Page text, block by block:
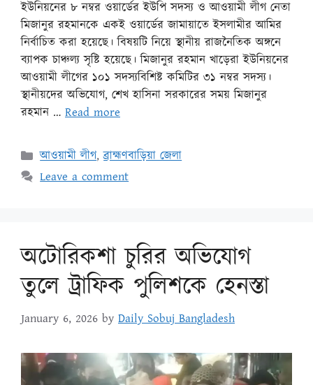
ইউনিয়নের ৮ নম্বর ওয়ার্ডের ইউপি সদস্য ও আওয়ামী লীগ নেতা
মিজানুর রহমানকে একই ওয়ার্ডের জামায়াতে ইসলামীর আমির
নির্বাচিত করা হয়েছে। বিষয়টি নিয়ে স্থানীয় রাজনৈতিক অঙ্গনে
ব্যাপক চাঞ্চল্য সৃষ্টি হয়েছে। মিজানুর রহমান খাড়েরা ইউনিয়নের
আওয়ামী লীগের ১০১ সদস্যবিশিষ্ট কমিটির ৩১ নম্বর সদস্য।
স্থানীয়দের অভিযোগ, শেখ হাসিনা সরকারের সময় মিজানুর
রহমান … Read more
আওয়ামী লীগ,ব্রাহ্মণবাড়িয়া জেলা
Leave a comment
অটোরিকশা চুরির অভিযোগ
‍তুলে ট্রাফিক পুলিশকে হেনস্তা
January 6, 2026 by Daily Sobuj Bangladesh